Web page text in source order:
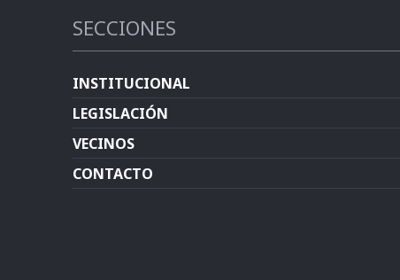
SECCIONES
INSTITUCIONAL
LEGISLACIÓN
VECINOS
CONTACTO